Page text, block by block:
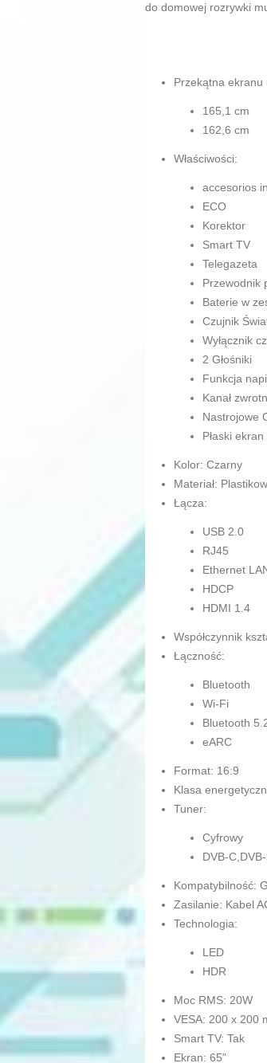
do domowej rozrywki
Przekątna ekranu
165,1 cm
162,6 cm
Właściwości:
accesorios
ECO
Korektor
Smart TV
Telegazeta
Przewodnik
Baterie w
Czujnik
Wyłącznik
2 Głośniki
Funkcja
Kanał
Nastrojowe
Płaski ekran
Kolor: Czarny
Materiał:
Łącza:
USB 2.0
RJ45
Ethernet
HDCP
HDMI 1.4
Współczynnik
Łączność:
Bluetooth
Wi-Fi
Bluetooth
eARC
Format: 16:9
Klasa
Tuner:
Cyfrowy
DVB-
Kompatybilność:
Zasilanie: Kabel
Technologia:
LED
HDR
Moc RMS: 20W
VESA: 200 x 200
Smart TV: Tak
Ekran: 65"